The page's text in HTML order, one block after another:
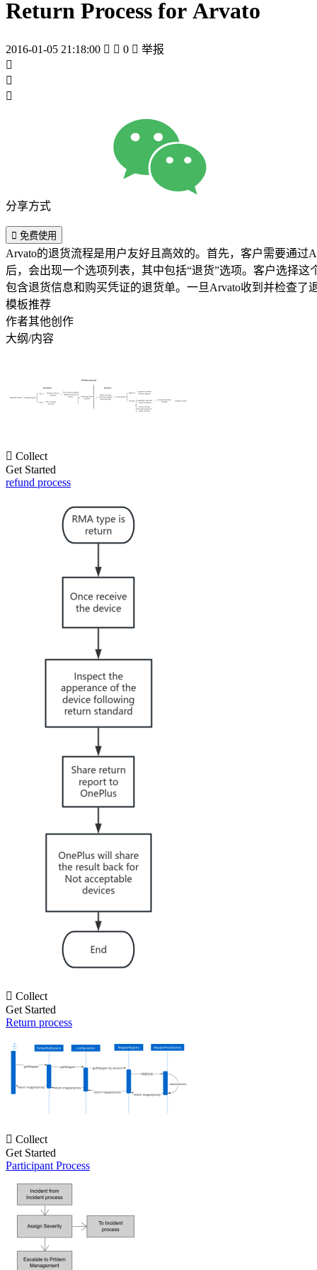
Return Process for Arvato
2016-01-05 21:18:00   0  举报



分享方式
 免费使用
Arvato的退货流程是用户友好且高效的。首先，客户需要通
后，会出现一个选项列表，其中包括“退货”选项。客户选择
包含退货信息和购买凭证的退货单。一旦Arvato收到并检查
模板推荐
作者其他创作
大纲/内容
 Collect
Get Started
refund process
 Collect
Get Started
Return process
 Collect
Get Started
Participant Process